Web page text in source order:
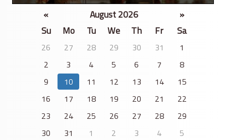
« August 2026
»
Su
Mo Tu We Th Fr Sa
26 27 28 29 30 31
1
2
3 4 5 6 7
8
9
10 11 12 13 14
15
16
17 18 19 20 21
22
23
24 25 26 27 28
29
30
31 1 2 3 4 5